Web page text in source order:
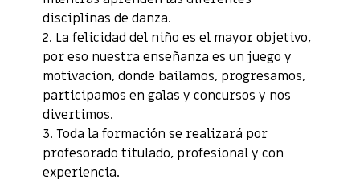
disciplinas de danza.
2. La felicidad del niño es el mayor objetivo,
por eso nuestra enseñanza es un juego y
motivacion, donde bailamos, progresamos,
participamos en galas y concursos y nos
divertimos.
3. Toda la formación se realizará por
profesorado titulado, profesional y con
experiencia.